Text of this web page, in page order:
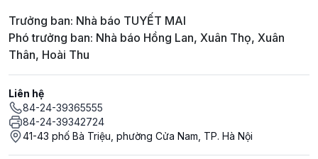
Trưởng ban: Nhà báo TUYẾT MAI
Phó trưởng ban: Nhà báo Hồng Lan, Xuân Thọ, Xuân
Thân, Hoài Thu
Liên hệ
84-24-39365555
84-24-39342724
41-43 phố Bà Triệu, phường Cửa Nam, TP. Hà Nội